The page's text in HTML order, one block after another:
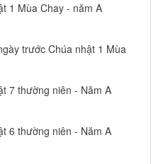
1 Mùa Chay - năm A
trước Chúa nhật 1 Mùa
7 thường niên - Năm A
6 thường niên - Năm A